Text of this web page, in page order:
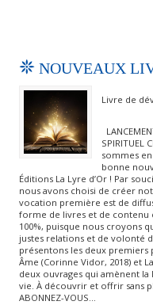
NOUVEAUX
Livre de
SPIRITUEL
sommes
bonne
Éditions La Lyre d’Or ! Par
nous avons choisi de créer
vocation première est de
forme de livres et de contenu
100%, puisque nous croyons
justes relations et de volonté
présentons les deux premiers
Âme (Corinne Vidor, 2018) et
deux ouvrages qui amènent
vie. À découvrir et offrir sans
ABONNEZ-VOUS…